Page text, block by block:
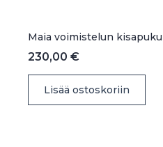
Maia voimistelun kisapuku
230,00 €
Lisää ostoskoriin